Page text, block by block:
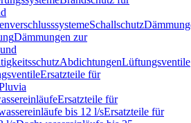
Schallschutz
Dämmungen zur
AbdichtungenLüftungsventile
Ersatzteile für
Ersatzteile für
bis 12 l/sErsatzteile für